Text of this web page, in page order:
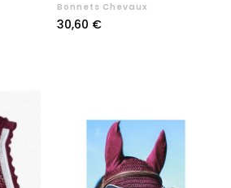
Bonnets Chevaux
Prix
30,60 €